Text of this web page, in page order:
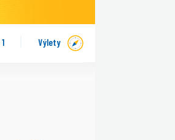
Výlety